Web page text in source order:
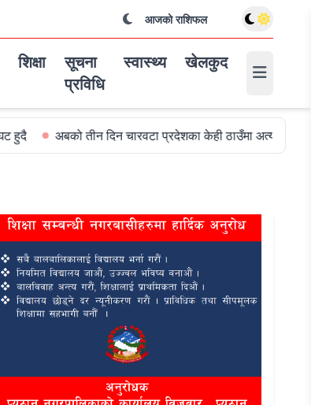
आजको राशिफल
शिक्षा
सूचना
प्रविधि
स्वास्थ्य खेलकुद
अबको तीन दिन चारवटा प्रदेशका केही ठाउँमा अत्यधिक वर्षा हुन सक्ने